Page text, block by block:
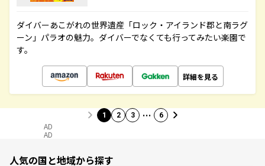
ダイバーあこがれの世界遺産「ロック・アイランド郡と南ラグ
ーン」パラオの魅力。ダイバーでなくても行ってみたい楽園で
す。
詳細を見る
1 2 3 … 6
AD
AD
人気の国と地域から探す